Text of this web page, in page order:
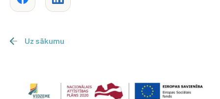
Uz sākumu